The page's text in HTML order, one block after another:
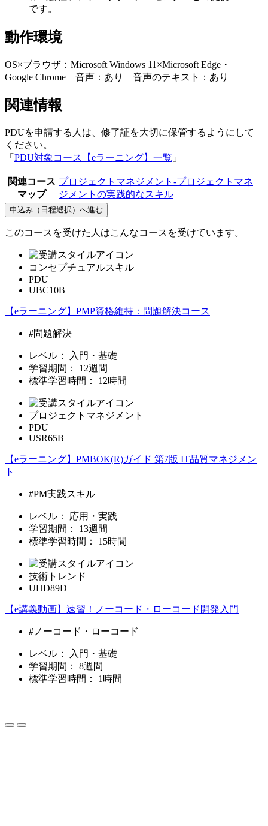
です。
動作環境
OS×ブラウザ：Microsoft Windows 11×Microsoft Edge・
Google Chrome 音声：あり 音声のテキスト：あり
関連情報
PDUを申請する人は、修了証を大切に保管するようにして
ください。
「 PDU対象コース【eラーニング】一覧 」
関連コース
マップ
プロジェクトマネジメント-プロジェクトマネ
ジメントの実践的なスキル
申込み（日程選択）へ進む
このコースを受けた人はこんなコースを受けています。
コンセプチュアルスキル
PDU
UBC10B
【eラーニング】PMP資格維持：問題解決コース
#問題解決
レベル：
入門・基礎
学習期間：
12週間
標準学習時間：
12時間
プロジェクトマネジメント
PDU
USR65B
【eラーニング】PMBOK(R)ガイド 第7版 IT品質マネジメン
ト
#PM実践スキル
レベル：
応用・実践
学習期間：
13週間
標準学習時間：
15時間
技術トレンド
UHD89D
【e講義動画】速習！ノーコード・ローコード開発入門
#ノーコード・ローコード
レベル：
入門・基礎
学習期間：
8週間
標準学習時間：
1時間